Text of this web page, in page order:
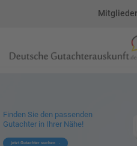
Finden Sie den passenden
Gutachter in Ihrer Nähe!
jetzt Gutachter suchen